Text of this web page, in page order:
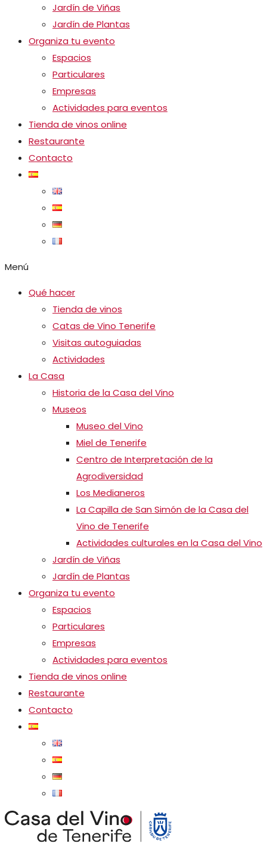
Jardín de Viñas
Jardín de Plantas
Organiza tu evento
Espacios
Particulares
Empresas
Actividades para eventos
Tienda de vinos online
Restaurante
Contacto
Menú
Qué hacer
Tienda de vinos
Catas de Vino Tenerife
Visitas autoguiadas
Actividades
La Casa
Historia de la Casa del Vino
Museos
Museo del Vino
Miel de Tenerife
Centro de Interpretación de la
Agrodiversidad
Los Medianeros
La Capilla de San Simón de la Casa del
Vino de Tenerife
Actividades culturales en la Casa del Vino
Jardín de Viñas
Jardín de Plantas
Organiza tu evento
Espacios
Particulares
Empresas
Actividades para eventos
Tienda de vinos online
Restaurante
Contacto